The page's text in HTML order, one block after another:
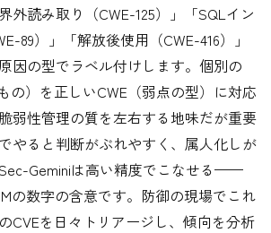
外読み取り（CWE-125）」「SQLイン
89）」「解放後使用（CWE-416）」
因の型でラベル付けします。個別の
の）を正しいCWE（弱点の型）に対応
弱性管理の質を左右する地味だが重要
やると判断がぶれやすく、属人化しが
Geminiは高い精度でこなせる——
の数字の含意です。防御の現場でこれ
CVEを日々トリアージし、傾向を分析